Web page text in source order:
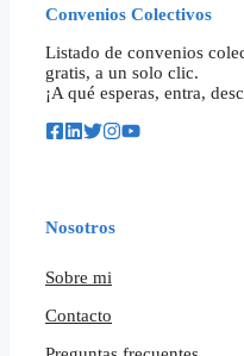
Convenios Colectivos
Listado de convenios
gratis, a un solo clic.
¡A qué esperas, entra,
Nosotros
Sobre mi
Contacto